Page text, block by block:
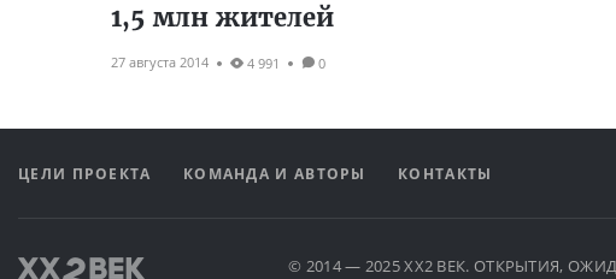
1,5 млн жителей
27 августа 2014 4 991 0
ЦЕЛИ ПРОЕКТА КОМАНДА И АВТОРЫ КОНТАКТЫ
© 2014 — 2025 XX2 ВЕК. ОТКРЫТИЯ,